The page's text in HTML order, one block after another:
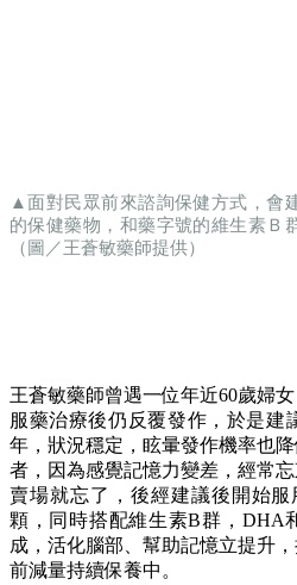
▲面對民眾前來諮詢保健方式，會
的保健藥物，和藥字號的維生素Ｂ
（圖／王蒼敏藥師提供）
王蒼敏藥師曾遇一位年近60歲婦
服藥治療後仍反覆發作，於是建
年，狀況穩定，眩暈發作機率也
者，因為感覺記憶力變差，經常
賣場就忘了，後經建議後開始
顆，同時搭配維生素B群，DHA
成，活化腦部、幫助記憶立提升
前減量持續保養中。